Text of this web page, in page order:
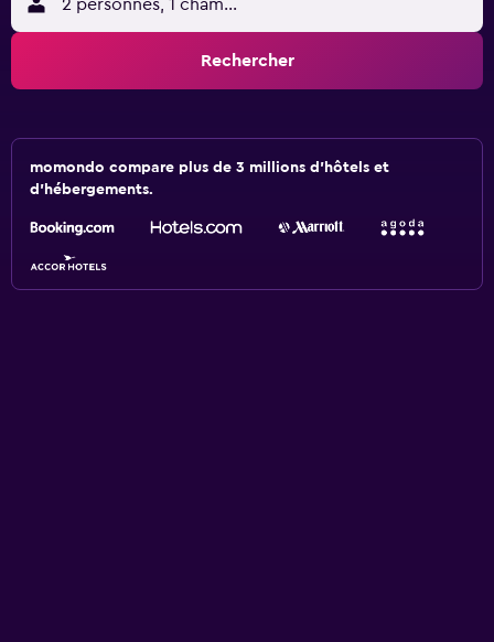
2 personnes, 1 chambre
Rechercher
momondo compare plus de 3 millions d'hôtels et
d'hébergements.